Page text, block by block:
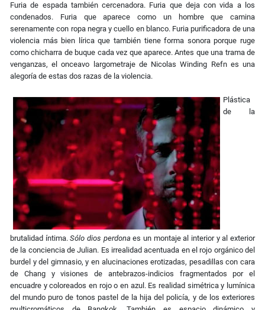
Furia de espada también cercenadora. Furia que deja con vida a los
condenados. Furia que aparece como un hombre que camina
serenamente con ropa negra y cuello en blanco. Furia purificadora de una
violencia más bien lírica que también tiene forma sonora porque ruge
como chicharra de buque cada vez que aparece. Antes que una trama de
venganzas, el onceavo largometraje de Nicolas Winding Refn es una
alegoría de estas dos razas de la violencia.
Plástica
de la
brutalidad íntima.Sólo dios perdona es un montaje al interior y al exterior
de la conciencia de Julian. Es irrealidad acentuada en el rojo orgánico del
burdel y del gimnasio, y en alucinaciones erotizadas, pesadillas con cara
de Chang y visiones de antebrazos-indicios fragmentados por el
encuadre y coloreados en rojo o en azul. Es realidad simétrica y lumínica
del mundo puro de tonos pastel de la hija del policía, y de los exteriores